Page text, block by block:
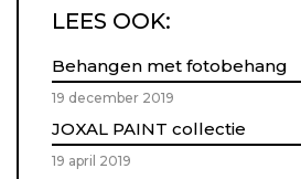
LEES OOK:
Behangen met fotobehang
19 december 2019
JOXAL PAINT collectie
19 april 2019